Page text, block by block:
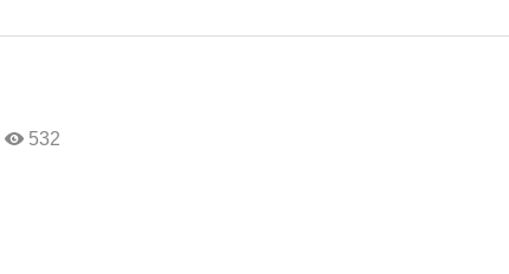
532